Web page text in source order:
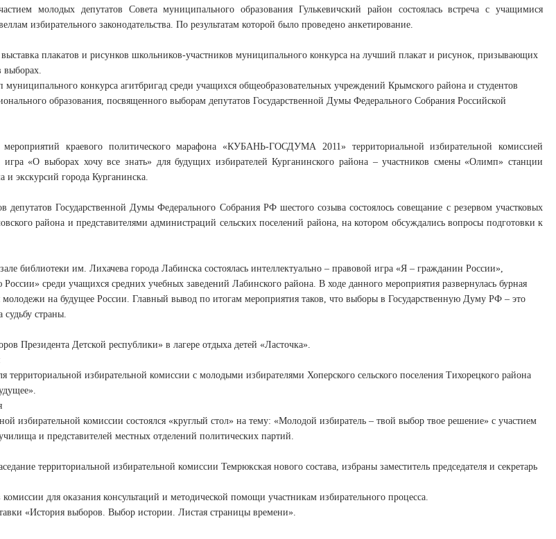
молодых депутатов Совета муниципального образования Гулькевичский район состоялась встреча с учащимися
избирательного законодательства. По результатам которой было проведено анкетирование.
плакатов и рисунков школьников-участников муниципального конкурса на лучший плакат и рисунок, призывающих
выборах.
муниципального конкурса агитбригад среди учащихся общеобразовательных учреждений Крымского района и студентов
образования, посвященного выборам депутатов Государственной Думы Федерального Собрания Российской
краевого политического марафона «КУБАНЬ-ГОСДУМА 2011» территориальной избирательной комиссией
игра «О выборах хочу все знать» для будущих избирателей Курганинского района – участников смены «Олимп» станции
и экскурсий города Курганинска.
депутатов Государственной Думы Федерального Собрания РФ шестого созыва состоялось совещание с резервом участковых
района и представителями администраций сельских поселений района, на котором обсуждались вопросы подготовки к
библиотеки им. Лихачева города Лабинска состоялась интеллектуально – правовой игра «Я – гражданин России»,
среди учащихся средних учебных заведений Лабинского района. В ходе данного мероприятия развернулась бурная
молодежи на будущее России. Главный вывод по итогам мероприятия таков, что выборы в Государственную Думу РФ – это
страны.
Президента Детской республики» в лагере отдыха детей «Ласточка».
территориальной избирательной комиссии с молодыми избирателями Хоперского сельского поселения Тихорецкого района
избирательной комиссии состоялся «круглый стол» на тему: «Молодой избиратель – твой выбор твое решение» с участием
и представителей местных отделений политических партий.
территориальной избирательной комиссии Темрюкская нового состава, избраны заместитель председателя и секретарь
для оказания консультаций и методической помощи участникам избирательного процесса.
«История выборов. Выбор истории. Листая страницы времени».